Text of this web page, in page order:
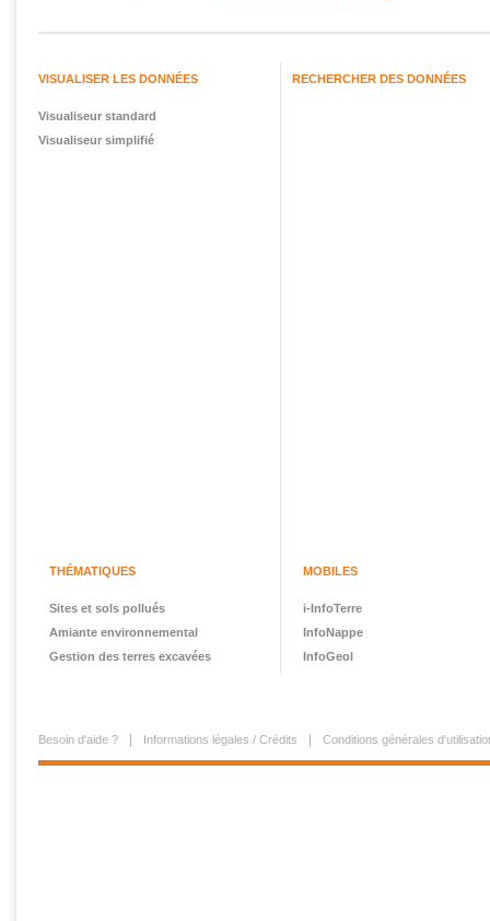
VISUALISER LES DONNÉES
Visualiseur standard
Visualiseur simplifié
RECHERCHER DES DONNÉES
THÉMATIQUES
Sites et sols pollués
Amiante environnemental
Gestion des terres excavées
MOBILES
i-InfoTerre
InfoNappe
InfoGeol
Besoin d'aide ? Informations légales / Crédits Conditions générales